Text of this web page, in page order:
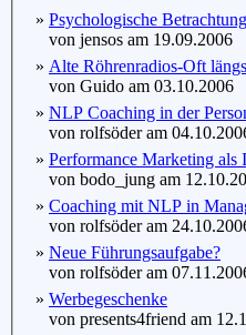
» Psychologische
von jensos am 19.09.2006
» Alte Röhrenradios-Oft
von Guido am 03.10.2006
» NLP Coaching in der
von rolfsöder am
» Performance Marketing als
von bodo_jung am
» Coaching mit NLP in
von rolfsöder am
» Neue Führungsaufgabe?
von rolfsöder am
» Werbegeschenke
von presents4friend am